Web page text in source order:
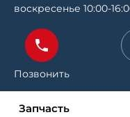
воскресенье 10:00-
Позвонить
Запчасть